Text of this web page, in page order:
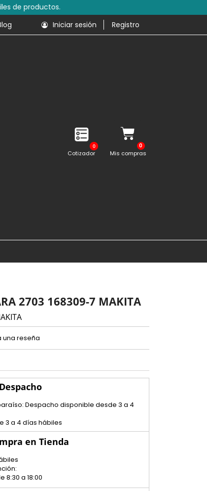
Iniciar sesión Registro
0
Cotizador Mis compras
2703 168309-7 MAKITA
una reseña
Despacho disponible desde 3 a 4
3 a 4 días hábiles
en Tienda
8:30 a 18:00